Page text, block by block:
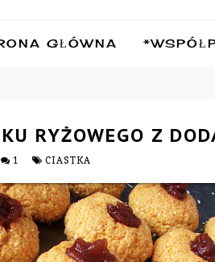
GŁÓWNA
RYŻOWEGO Z
1 CIASTKA